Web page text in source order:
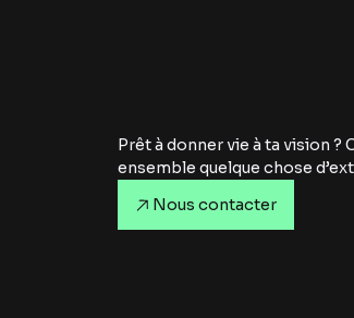
Prêt à donner vie à ta vision
ensemble quelque chose
Nous contacter